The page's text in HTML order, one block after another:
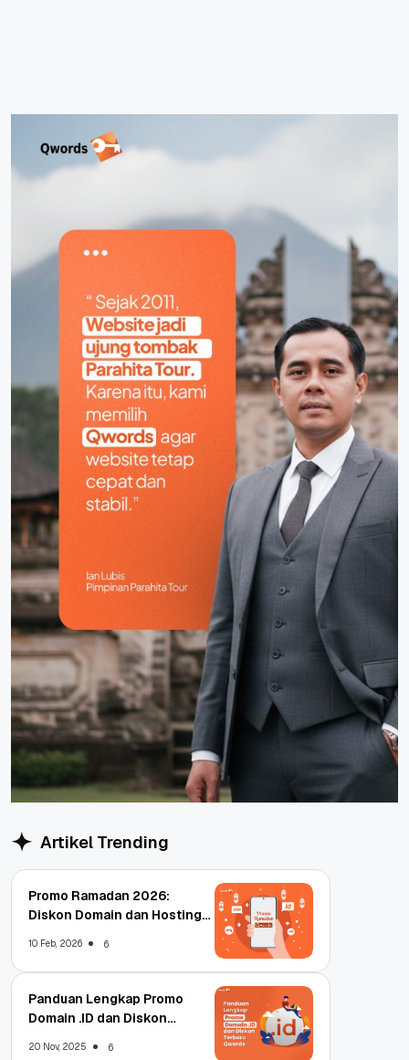
Artikel Trending
Promo Ramadan 2026:
Diskon Domain dan Hosting
10 Feb, 2026 6
Panduan Lengkap Promo
Domain .ID dan Diskon
20 Nov, 2025 6